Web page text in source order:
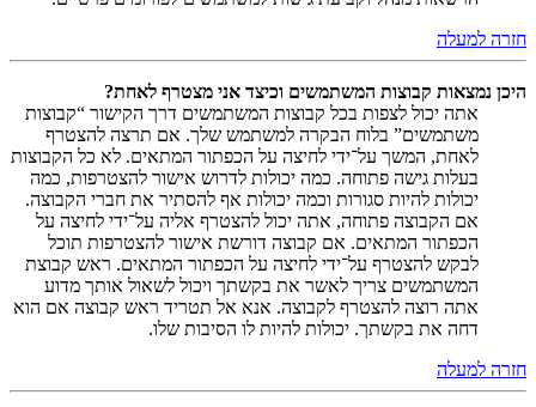
חזרה למעלה
היכן נמצאות קבוצות המשתמשים וכיצד אני מצטרף לאחת?
אתה יכול לצפות בכל קבוצות המשתמשים דרך הקישור “קבוצות
משתמשים” בלוח הבקרה למשתמש שלך. אם תרצה להצטרף
לאחת, המשך על־ידי לחיצה על הכפתור המתאים. לא כל הקבוצות
בעלות גישה פתוחה. כמה יכולות לדרוש אישור להצטרפות, כמה
יכולות להיות סגורות וכמה יכולות אף להסתיר את חברי הקבוצה.
אם הקבוצה פתוחה, אתה יכול להצטרף אליה על־ידי לחיצה על
הכפתור המתאים. אם קבוצה דורשת אישור להצטרפות תוכל
לבקש להצטרף על־ידי לחיצה על הכפתור המתאים. ראש קבוצת
המשתמשים צריך לאשר את בקשתך ויכול לשאול אותך מדוע
אתה רוצה להצטרף לקבוצה. אנא אל תטריד ראש קבוצה אם הוא
דחה את בקשתך. יכולות להיות לו הסיבות שלו.
חזרה למעלה